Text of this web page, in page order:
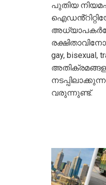
പുതിയ
gay,
വരുന്നുണ്ട്.